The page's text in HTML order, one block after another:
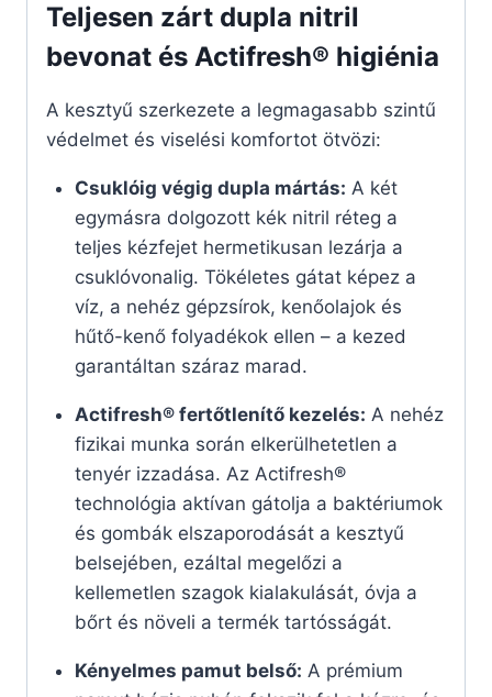
Teljesen zárt dupla nitril
bevonat és Actifresh® higiénia
A kesztyű szerkezete a legmagasabb szintű
védelmet és viselési komfortot ötvözi:
Csuklóig végig dupla mártás: A két
egymásra dolgozott kék nitril réteg a
teljes kézfejet hermetikusan lezárja a
csuklóvonalig. Tökéletes gátat képez a
víz, a nehéz gépzsírok, kenőolajok és
hűtő-kenő folyadékok ellen – a kezed
garantáltan száraz marad.
Actifresh® fertőtlenítő kezelés: A nehéz
fizikai munka során elkerülhetetlen a
tenyér izzadása. Az Actifresh®
technológia aktívan gátolja a baktériumok
és gombák elszaporodását a kesztyű
belsejében, ezáltal megelőzi a
kellemetlen szagok kialakulását, óvja a
bőrt és növeli a termék tartósságát.
Kényelmes pamut belső: A prémium